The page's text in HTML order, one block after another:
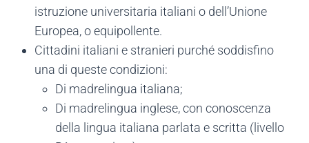
istruzione universitaria italiani o dell’Unione
Europea, o equipollente.
Cittadini italiani e stranieri purché soddisfino
una di queste condizioni:
Di madrelingua italiana;
Di madrelingua inglese, con conoscenza
della lingua italiana parlata e scritta (livello